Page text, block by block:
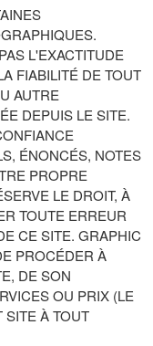
L'EXACTITUDE
FIABILITÉ DE TOUT
AUTRE
DEPUIS LE SITE.
ÉNONCÉS, NOTES
PROPRE
LE DROIT, À
TOUTE ERREUR
CE SITE. GRAPHIC
PROCÉDER À
DE SON
OU PRIX (LE
SITE À TOUT